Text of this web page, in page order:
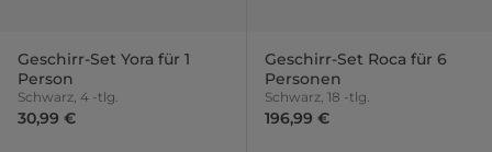
Geschirr-Set Yora für 1
Person
Schwarz, 4 -tlg.
30,99 €
Geschirr-Set Roca für 6
Personen
Schwarz, 18 -tlg.
196,99 €